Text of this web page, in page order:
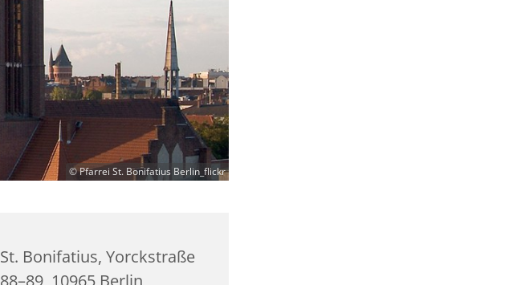
© Pfarrei St. Bonifatius Berlin_flickr
St. Bonifatius, Yorckstraße
88–89, 10965 Berlin